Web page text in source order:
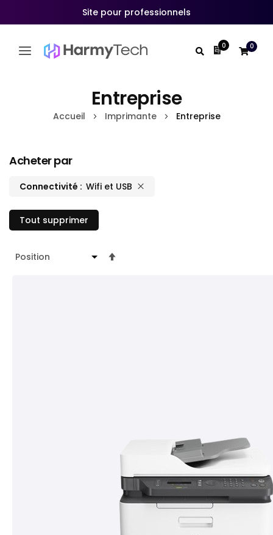
Site pour professionnels
Mon devis
0 0
Entreprise
Accueil Imprimante Entreprise
Acheter par
Connectivité Wifi et USB
Tout supprimer